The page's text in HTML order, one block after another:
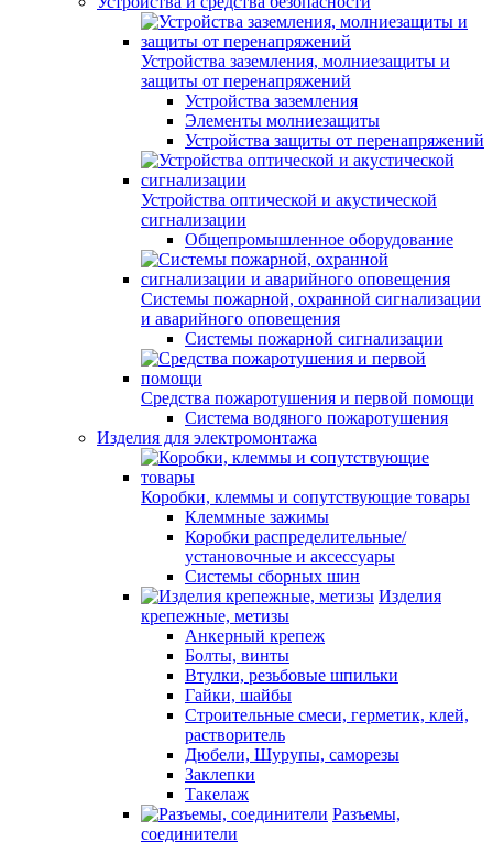
Устройства заземления, молниезащиты и
защиты от перенапряжений
Устройства заземления
Элементы молниезащиты
Устройства защиты от перенапряжений
Устройства оптической и акустической
сигнализации
Общепромышленное оборудование
Системы пожарной, охранной сигнализации
и аварийного оповещения
Системы пожарной сигнализации
Средства пожаротушения и первой помощи
Система водяного пожаротушения
Изделия для электромонтажа
Коробки, клеммы и сопутствующие товары
Клеммные зажимы
Коробки распределительные/
установочные и аксессуары
Системы сборных шин
Изделия
крепежные, метизы
Анкерный крепеж
Болты, винты
Втулки, резьбовые шпильки
Гайки, шайбы
Строительные смеси, герметик, клей,
растворитель
Дюбели, Шурупы, саморезы
Заклепки
Такелаж
Разъемы,
соединители